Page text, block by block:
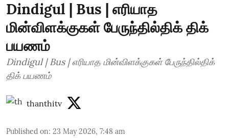
Dindigul | Bus | எரியாத
மின்விளக்குகள் பேருந்தில்திக் திக்
பயணம்
Dindigul | Bus | எரியாத மின்விளக்குகள் பேருந்தில்திக்
திக் பயணம்
thanthitv
Published on: 23 May 2026, 7:48 am